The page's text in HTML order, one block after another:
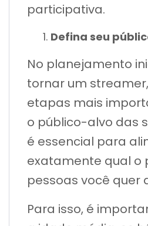
participativa.
Defina seu
No planejamento
tornar um
etapas mais
o público-alvo das
é essencial para
exatamente qual o
pessoas você quer
Para isso, é